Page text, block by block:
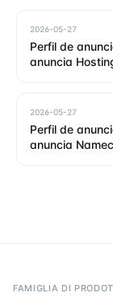
2026-05-27
Perfil de
anuncia
2026-05-27
Perfil de
anuncia
FAMIGLIA DI